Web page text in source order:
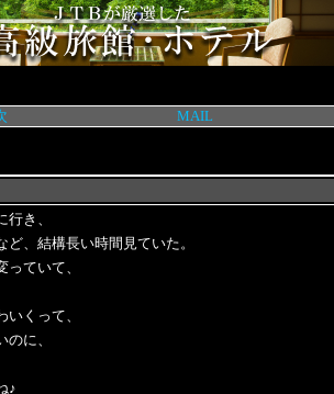
MAIL
き、
、結構長い時間見ていた。
ていて、
くって、
に、
♪